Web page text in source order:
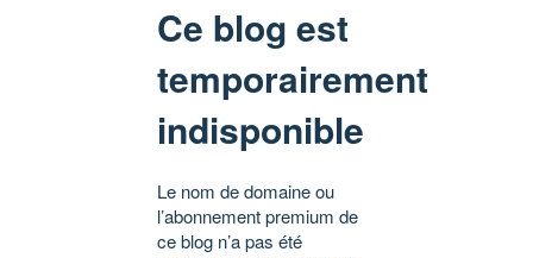
Ce blog est
temporairement
indisponible
Le nom de domaine ou
l’abonnement premium de
ce blog n’a pas été